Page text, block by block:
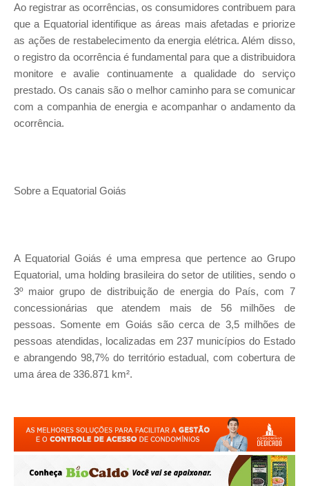
Ao registrar as ocorrências, os consumidores contribuem para
que a Equatorial identifique as áreas mais afetadas e priorize
as ações de restabelecimento da energia elétrica. Além disso,
o registro da ocorrência é fundamental para que a distribuidora
monitore e avalie continuamente a qualidade do serviço
prestado. Os canais são o melhor caminho para se comunicar
com a companhia de energia e acompanhar o andamento da
ocorrência.
Sobre a Equatorial Goiás
A Equatorial Goiás é uma empresa que pertence ao Grupo
Equatorial, uma holding brasileira do setor de utilities, sendo o
3º maior grupo de distribuição de energia do País, com 7
concessionárias que atendem mais de 56 milhões de
pessoas. Somente em Goiás são cerca de 3,5 milhões de
pessoas atendidas, localizadas em 237 municípios do Estado
e abrangendo 98,7% do território estadual, com cobertura de
uma área de 336.871 km².